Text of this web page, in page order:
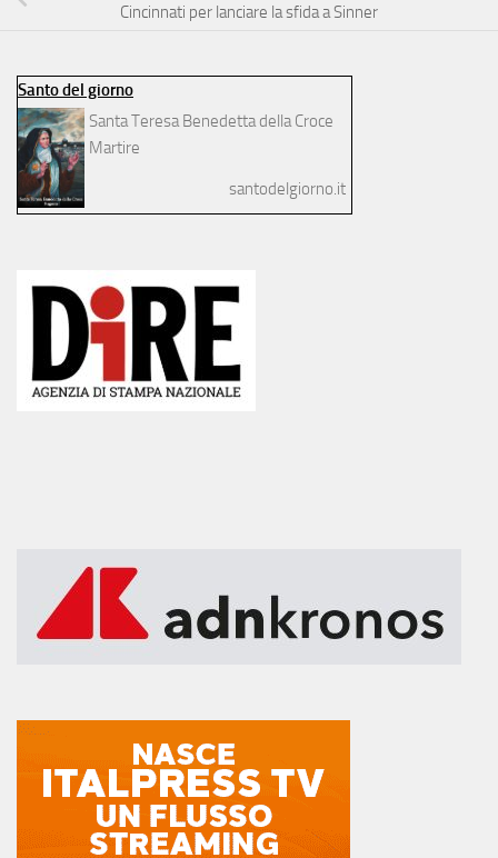
Cincinnati per lanciare la sfida a Sinner
Santo del giorno
Santa Teresa Benedetta della Croce
Martire
santodelgiorno.it